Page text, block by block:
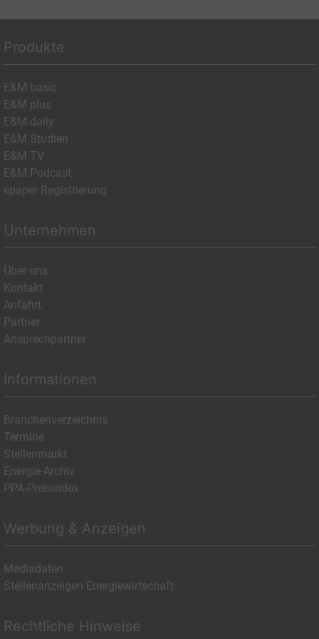
Produkte
E&M basic
E&M plus
E&M daily
E&M Studien
E&M TV
E&M Podcast
epaper Registrierung
Unternehmen
Über uns
Kontakt
Anfahrt
Partner
Ansprechpartner
Informationen
Branchenverzeichnis
Termine
Stellenmarkt
Energie-Archiv
PPA-Preisindex
Werbung & Anzeigen
Mediadaten
Stellenanzeigen Energiewirtschaft
Rechtliche Hinweise